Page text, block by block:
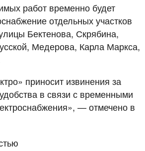
работ временно будет
отдельных участков
Бектенова, Скрябина,
Медерова, Карла Маркса,
приносит извинения за
в связи с временными
— отмечено в